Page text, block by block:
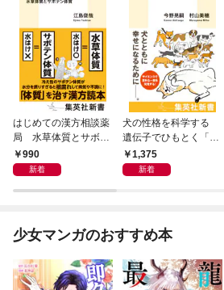
はじめての漢方相談薬
局 水草体質とサボテ
ン体質
990
新着
犬の性格を科学する
遺伝子でひもとく「最
良の友」の進化
1,375
新着
少女マンガのおすすめ本